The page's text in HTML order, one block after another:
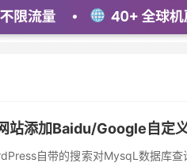
站添加Baidu/Google自定
自带的搜索对MysqL数据库